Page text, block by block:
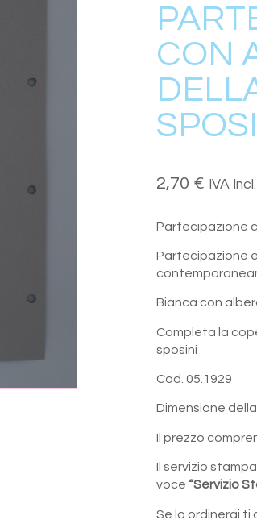
CON
2,70 € IVA Incl.
Partecipazione
Partecipazione
Bianca con
Completa la
sposini
Cod. 05.1929
Dimensione
Il prezzo
Il servizio
voce “Servizio
Se lo ordinerai